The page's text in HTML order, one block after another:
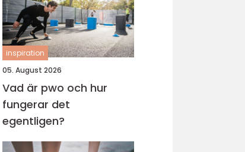
inspiration
05. August 2026
Vad är pwo och hur
fungerar det
egentligen?